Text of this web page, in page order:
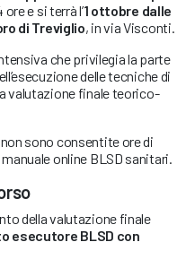
e si terrà l’1 ottobre dalle
di Treviglio, in via Visconti.
che privilegia la parte
delle tecniche di
valutazione finale teorico-
sono consentite ore di
online BLSD sanitari.
della valutazione finale
esecutore BLSD con